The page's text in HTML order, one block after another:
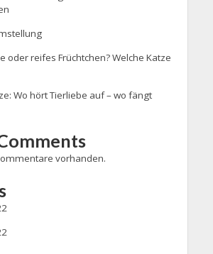
oder reifes Früchtchen? Welche Katze
Wo hört Tierliebe auf – wo fängt
vorhanden.